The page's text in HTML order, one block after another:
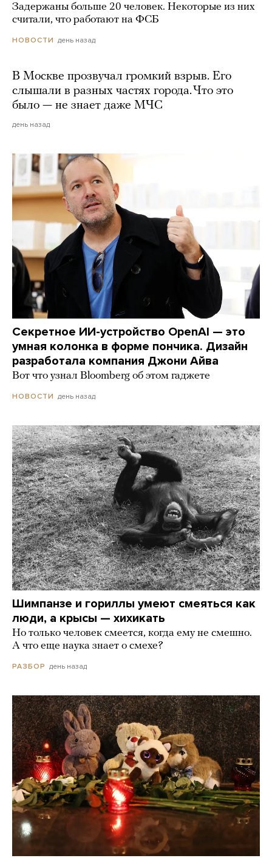
Задержаны больше 20 человек. Некоторые из них
считали, что работают на ФСБ
НОВОСТИ день назад
В Москве прозвучал громкий взрыв. Его
слышали в разных частях города. Что это
было — не знает даже МЧС
день назад
Секретное ИИ-устройство OpenAI — это
умная колонка в форме пончика. Дизайн
разработала компания Джони Айва
Вот что узнал Bloomberg об этом гаджете
НОВОСТИ день назад
Шимпанзе и гориллы умеют смеяться как
люди, а крысы — хихикать
Но только человек смеется, когда ему не смешно.
А что еще наука знает о смехе?
РАЗБОР день назад